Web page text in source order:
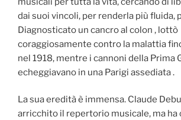
dai suoi vincoli, per renderla più fluida,
Diagnosticato un cancro al colon , lottò
coraggiosamente contro la malattia
nel 1918, mentre i cannoni della Prima
echeggiavano in una Parigi assediata .
La sua eredità è immensa. Claude
arricchito il repertorio musicale, ma ha